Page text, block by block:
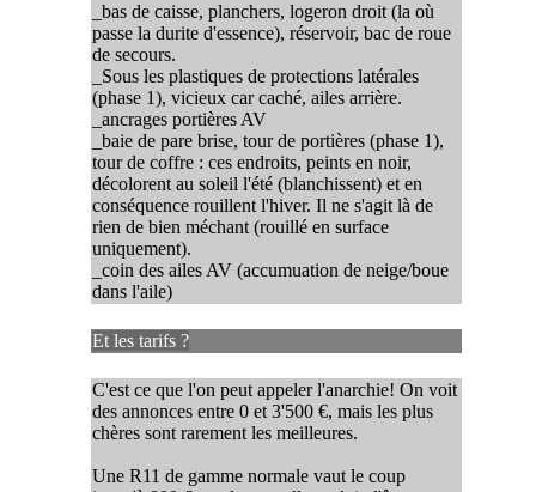
_bas de caisse, planchers, logeron droit (la où
passe la durite d'essence), réservoir, bac de roue
de secours.
_Sous les plastiques de protections latérales
(phase 1), vicieux car caché, ailes arrière.
_ancrages portières AV
_baie de pare brise, tour de portières (phase 1),
tour de coffre : ces endroits, peints en noir,
décolorent au soleil l'été (blanchissent) et en
conséquence rouillent l'hiver. Il ne s'agit là de
rien de bien méchant (rouillé en surface
uniquement).
_coin des ailes AV (accumuation de neige/boue
dans l'aile)
Et les tarifs ?
C'est ce que l'on peut appeler l'anarchie! On voit
des annonces entre 0 et 3'500 €, mais les plus
chères sont rarement les meilleures.
Une R11 de gamme normale vaut le coup